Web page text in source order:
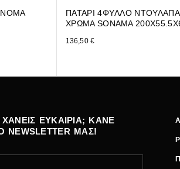
ΠΑΤΑΡΙ 4ΦYΛΛO
ΧΡΩΜΑ SONAMA
136,50 €
ΕΥΚΑΙΡΙΑ; ΚΑΝΕ
NEWSLETTER ΜΑΣ!